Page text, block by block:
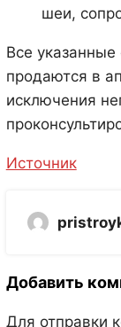
шеи,
Все
продаются в
исключения
Источник
Добавить
Для отправки